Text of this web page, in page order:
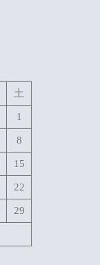
土
1
8
15
22
29